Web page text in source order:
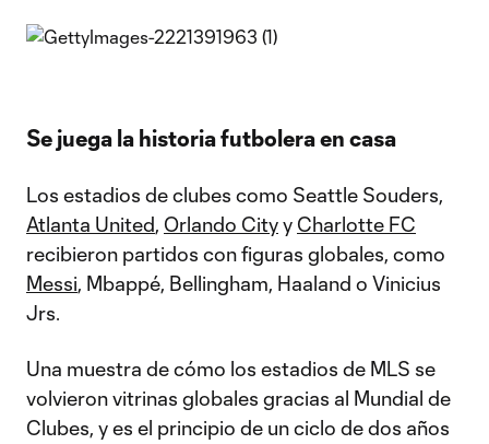
Se juega la historia futbolera en casa
Los estadios de clubes como Seattle Souders,
Atlanta United, Orlando Cityy Charlotte FC
recibieron partidos con figuras globales, como
Messi, Mbappé, Bellingham, Haaland o Vinicius
Jrs.
Una muestra de cómo los estadios de MLS se
volvieron vitrinas globales gracias al Mundial de
Clubes, y es el principio de un ciclo de dos años